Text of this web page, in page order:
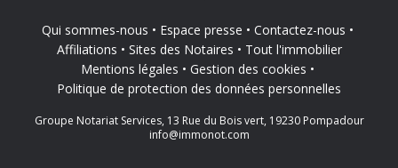
Qui sommes-nous Espace presse
Contactez-nous
Affiliations
Sites des Notaires
Tout l'immobilier
Mentions légales
Gestion des cookies
Politique de protection des données personnelles
Groupe Notariat Services, 13 Rue du Bois vert, 19230 Pompadour
info@immonot.com